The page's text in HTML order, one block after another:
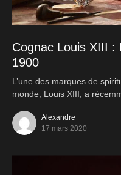
Cognac Louis XIII :
1900
L’une des marques de
monde, Louis XIII, a
Alexandre
17 mars 2020